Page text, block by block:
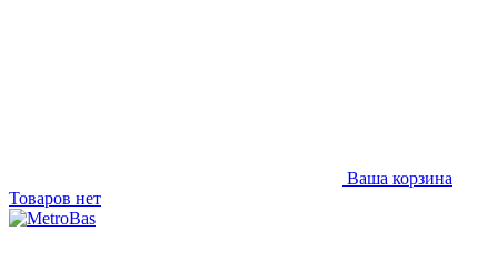
Ваша корзина
Товаров нет